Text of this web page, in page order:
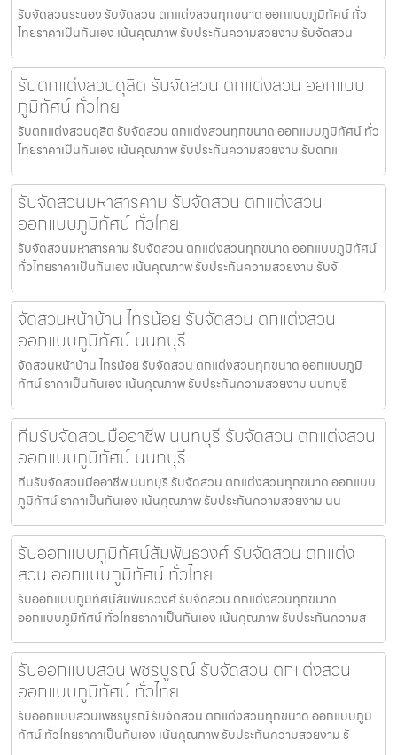
รับจัดสวนระนอง รับจัดสวน ตกแต่งสวนทุกขนาด ออกแบบภูมิทัศน์ ทั่ว
ไทยราคาเป็นกันเอง เน้นคุณภาพ รับประกันความสวยงาม รับจัดสวน
รับตกแต่งสวนดุสิต รับจัดสวน ตกแต่งสวน ออกแบบ
ภูมิทัศน์ ทั่วไทย
รับตกแต่งสวนดุสิต รับจัดสวน ตกแต่งสวนทุกขนาด ออกแบบภูมิทัศน์ ทั่ว
ไทยราคาเป็นกันเอง เน้นคุณภาพ รับประกันความสวยงาม รับตกแ
รับจัดสวนมหาสารคาม รับจัดสวน ตกแต่งสวน
ออกแบบภูมิทัศน์ ทั่วไทย
รับจัดสวนมหาสารคาม รับจัดสวน ตกแต่งสวนทุกขนาด ออกแบบภูมิทัศน์
ทั่วไทยราคาเป็นกันเอง เน้นคุณภาพ รับประกันความสวยงาม รับจั
จัดสวนหน้าบ้าน ไทรน้อย รับจัดสวน ตกแต่งสวน
ออกแบบภูมิทัศน์ นนทบุรี
จัดสวนหน้าบ้าน ไทรน้อย รับจัดสวน ตกแต่งสวนทุกขนาด ออกแบบภูมิ
ทัศน์ ราคาเป็นกันเอง เน้นคุณภาพ รับประกันความสวยงาม นนทบุรี
ทีมรับจัดสวนมืออาชีพ นนทบุรี รับจัดสวน ตกแต่งสวน
ออกแบบภูมิทัศน์ นนทบุรี
ทีมรับจัดสวนมืออาชีพ นนทบุรี รับจัดสวน ตกแต่งสวนทุกขนาด ออกแบบ
ภูมิทัศน์ ราคาเป็นกันเอง เน้นคุณภาพ รับประกันความสวยงาม นน
รับออกแบบภูมิทัศน์สัมพันธวงศ์ รับจัดสวน ตกแต่ง
สวน ออกแบบภูมิทัศน์ ทั่วไทย
รับออกแบบภูมิทัศน์สัมพันธวงศ์ รับจัดสวน ตกแต่งสวนทุกขนาด
ออกแบบภูมิทัศน์ ทั่วไทยราคาเป็นกันเอง เน้นคุณภาพ รับประกันความส
รับออกแบบสวนเพชรบูรณ์ รับจัดสวน ตกแต่งสวน
ออกแบบภูมิทัศน์ ทั่วไทย
รับออกแบบสวนเพชรบูรณ์ รับจัดสวน ตกแต่งสวนทุกขนาด ออกแบบภูมิ
ทัศน์ ทั่วไทยราคาเป็นกันเอง เน้นคุณภาพ รับประกันความสวยงาม รั